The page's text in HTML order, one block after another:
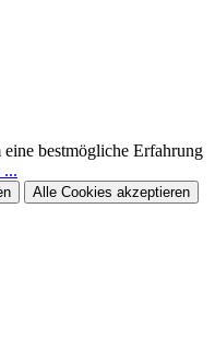
bestmögliche Erfahrung
...
Alle Cookies akzeptieren